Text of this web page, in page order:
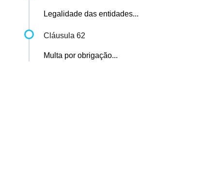
Legalidade das entidades...
Cláusula 62
Multa por obrigação...